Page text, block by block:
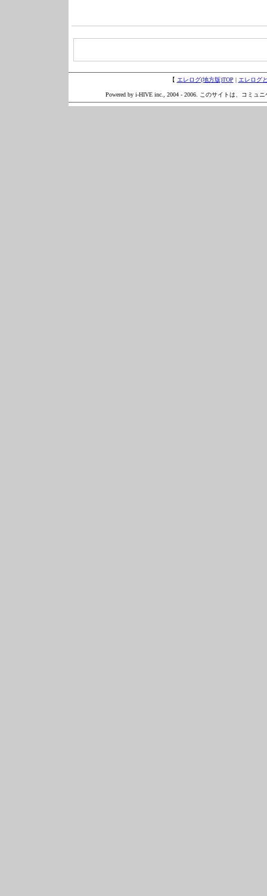
【 エレログ(地方版)TOP | エレログ
Powered by i-HIVE inc., 2004 - 2006. このサイトは、コミュ